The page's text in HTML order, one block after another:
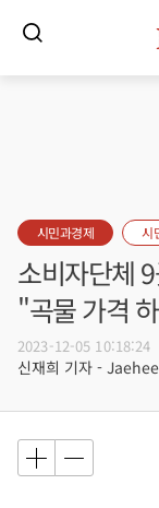
시민과경제 시
소비자단체
"곡물 가격
2023-12-05 10:18:24
신재희 기자 -